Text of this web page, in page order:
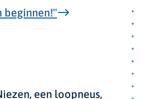
beginnen!''
een loopneus,